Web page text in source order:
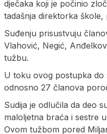
dječaka koji je počinio
tadašnja direktorka škole,
Suđenju prisustvuju
Vlahović, Negić,
tužbu.
U toku ovog postupka do
odnosno 27 članova
Sudija je odlučila da deo
maloljetna braća i sestre
Ovom tužbom pored